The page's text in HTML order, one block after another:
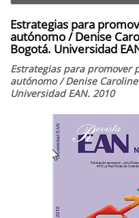
Estrategias para
autónomo / Denise
Bogotá. Universidad
Estrategias para promover
autónomo / Denise
Universidad EAN. 2010
Barra
lateral
artículo